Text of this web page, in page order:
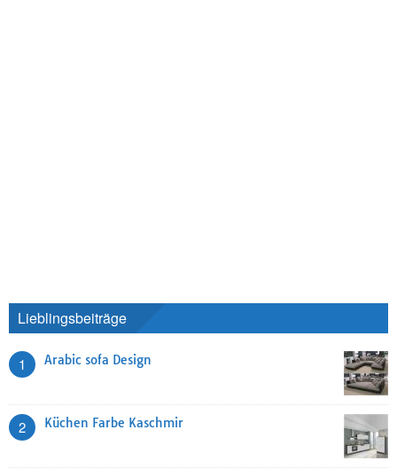
Lieblingsbeiträge
1 Arabic sofa Design
2 Küchen Farbe Kaschmir